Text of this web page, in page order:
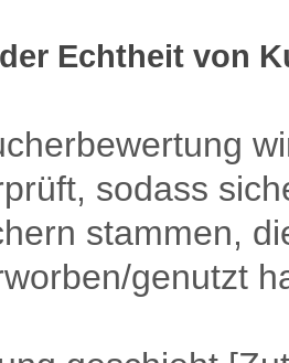
Echtheit von
sodass
stammen,
genutzt